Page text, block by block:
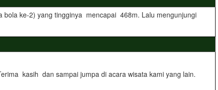
bola ke-2) yang tingginya mencapai 468m. Lalu mengunjungi
kasih dan sampai jumpa di acara wisata kami yang lain.